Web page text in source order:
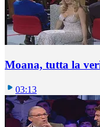
Moana, tutta la
03:13